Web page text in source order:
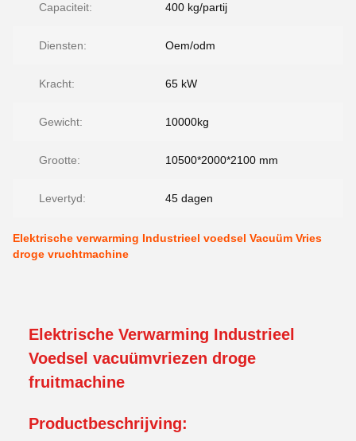
Capaciteit: 400 kg/partij
Diensten: Oem/odm
Kracht: 65 kW
Gewicht: 10000kg
Grootte: 10500*2000*2100 mm
Levertyd: 45 dagen
Elektrische verwarming Industrieel voedsel Vacuüm Vries
droge vruchtmachine
Elektrische Verwarming Industrieel
Voedsel vacuümvriezen droge
fruitmachine
Productbeschrijving: